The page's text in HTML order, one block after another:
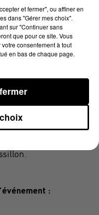
tester et comparer le
des non-immergées.
du domaine viticole
quelques disparités
donc
t-elle. Chacun
avec au
et une balade
vignes. Un rendez-
:
et fermer", ou affiner en
dans "Gérer mes choix".
sur "Continuer sans
que pour ce site. Vous
consentement à tout
en bas de chaque page.